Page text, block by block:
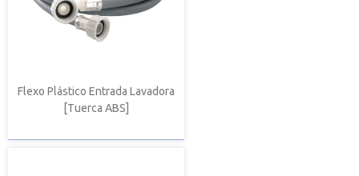
Flexo Plástico Entrada Lavadora
[Tuerca ABS]